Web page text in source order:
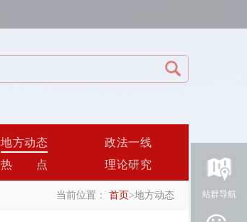
地方动态
政法一线
热点 理论研究
当前位置： 首页>地方动态 站群导航